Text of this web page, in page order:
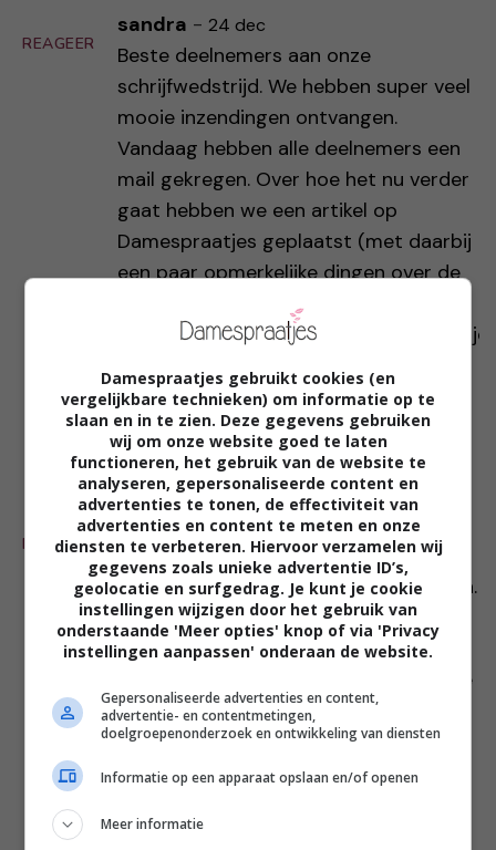
REAGEER
sandra - 24 dec
Beste deelnemers aan onze
schrijfwedstrijd. We hebben super veel
mooie inzendingen ontvangen.
Vandaag hebben alle deelnemers een
mail gekregen. Over hoe het nu verder
gaat hebben we een artikel op
Damespraatjes geplaatst (met daarbij
een paar opmerkelijke dingen over de
https://damespraatjes.nl/
taboe-de-jury-gaat-de-verhalen-
lezen/
Liefs,
Sandra
REAGEER
Nance -17 dec
Superleuke schrijfwedstrijd! Ik heb 3
december ook een verhaal ingezonden.
Zoals ik in de reacties kan lezen wordt
er geen bevestiging van ontvangst
verstuurd. Kunt u vertellen wanneer de
gekozen verhalen online komen en
mocht je daarbij zitten, wordt je daar
dan van op de hoogte gebracht?
Damespraatjes gebruikt cookies (en
vergelijkbare technieken) om informatie op te
slaan en in te zien. Deze gegevens gebruiken
wij om onze website goed te laten
functioneren, het gebruik van de website te
analyseren, gepersonaliseerde content en
advertenties te tonen, de effectiviteit van
advertenties en content te meten en onze
diensten te verbeteren. Hiervoor verzamelen wij
gegevens zoals unieke advertentie ID’s,
geolocatie en surfgedrag. Je kunt je cookie
instellingen wijzigen door het gebruik van
onderstaande 'Meer opties' knop of via 'Privacy
instellingen aanpassen' onderaan de website.
Gepersonaliseerde advertenties en content,
advertentie- en contentmetingen,
doelgroepenonderzoek en ontwikkeling van diensten
Informatie op een apparaat opslaan en/of openen
Meer informatie